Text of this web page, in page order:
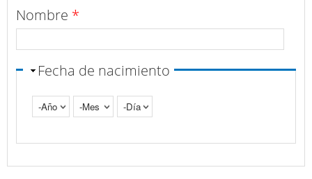
Nombre *
Fecha de nacimiento
Año
Mes Día